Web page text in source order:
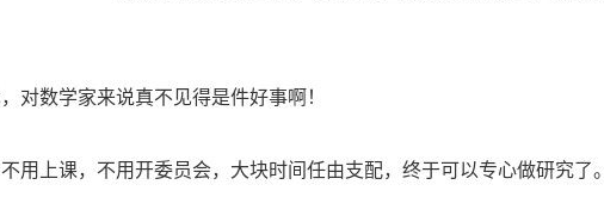
对数学家来说真不见得是件好事啊！
用上课，不用开委员会，大块时间任由支配，终于可以专心做研究了。